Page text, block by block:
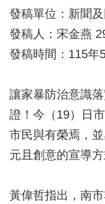
發稿單位：新聞
發稿人：宋金燕
發稿時間：115年
讓家暴防治意識
證！今（19）日
市民與有榮焉，
元且創意的宣導
黃偉哲指出，南